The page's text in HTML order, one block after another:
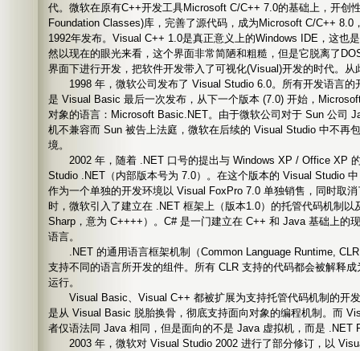
代。微软在原有C++开发工具Microsoft C/C++ 7.0的基础上，开创
Foundation Classes)库，完善了源代码，成为Microsoft C/C++ 8.0
1992年发布。Visual C++ 1.0是真正意义上的Windows IDE，这也
然以现在的眼光来看，这个界面非常简陋和粗糙，但是它脱离了
界面下进行开发，把软件开发带入了可视化(Visual)开发的时代。从
1998 年，微软公司发布了 Visual Studio 6.0。所有开发语言的
是 Visual Basic 最后一次发布，从下一个版本 (7.0) 开始，
对象的语言：Microsoft Basic.NET。由于微软公司对于 Sun 公司
机不兼容而 Sun 被告上法庭，微软在后续的 Visual Studio 中不再
境。
2002 年，随着 .NET 口号的提出与 Windows XP / Office XP
Studio .NET（内部版本号为 7.0）。在这个版本的 Visual Studio
作为一个单独的开发环境以 Visual FoxPro 7.0 单独销售，同时取
时，微软引入了建立在 .NET 框架上（版本1.0）的托管代码机制以
Sharp，意为 C++++）。C# 是一门建立在 C++ 和 Java 基础上的
语言。
.NET 的通用语言框架机制（Common Language Runtime, CLR
支持不同的语言所开发的组件。所有 CLR 支持的代码都会被解释
运行。
Visual Basic、Visual C++ 都被扩展为支持托管代码机制的开
是从 Visual Basic 脱胎换骨，彻底支持面向对象的编程机制。而
者仅语法同 Java 相同，但是面向的不是 Java 虚拟机，而是 .NET
2003 年，微软对 Visual Studio 2002 进行了部分修订，以